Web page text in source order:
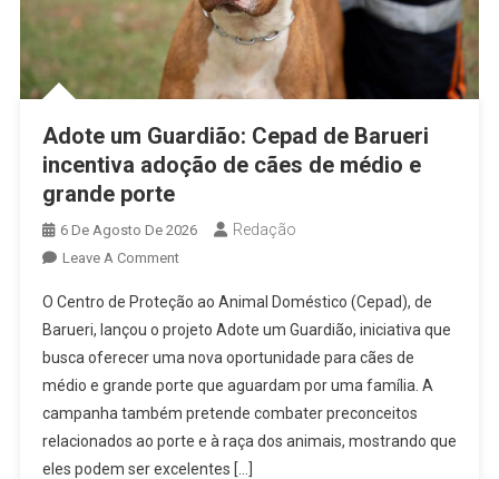
Adote um Guardião: Cepad de Barueri
incentiva adoção de cães de médio e
grande porte
6 De Agosto De 2026 Redação
Leave A CommentOn
Um
Guardião:
Cepad
De
Barueri
Incentiva
Adoção
O Centro de Proteção ao Animal Doméstico (Cepad), de
Barueri, lançou o projeto Adote um Guardião, iniciativa que
busca oferecer uma nova oportunidade para cães de
médio e grande porte que aguardam por uma família. A
campanha também pretende combater preconceitos
relacionados ao porte e à raça dos animais, mostrando que
eles podem ser excelentes […]